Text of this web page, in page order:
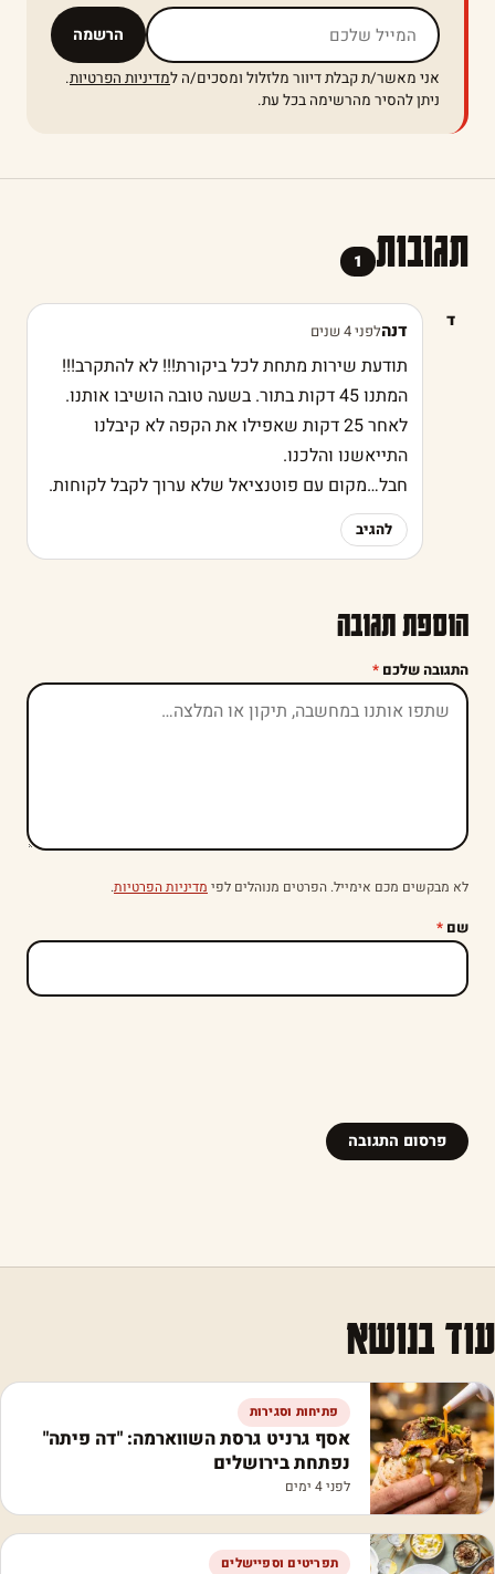
הרשמה אל תמלאו שדה זה
אני מאשר/ת קבלת דיוור מלזלול ומסכים/ה למדיניות הפרטיות.
ניתן להסיר מהרשימה בכל עת.
תגובות 1
ד דנהלפני 4 שנים
תודעת שירות מתחת לכל ביקורת!!! לא להתקרב!!!
המתנו 45 דקות בתור. בשעה טובה הושיבו אותנו.
לאחר 25 דקות שאפילו את הקפה לא קיבלנו
התייאשנו והלכנו.
חבל…מקום עם פוטנציאל שלא ערוך לקבל לקוחות.
להגיב
הוספת תגובה
התגובה שלכם *
לא מבקשים מכם אימייל. הפרטים מנוהלים לפי מדיניות הפרטיות.
שם *
עוד בנושא
פתיחות וסגירות
אסף גרניט גרסת השווארמה: "דה פיתה"
נפתחת בירושלים
לפני 4 ימים
תפריטים וספיישלים